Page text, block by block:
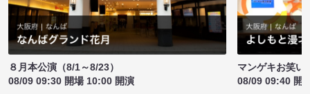
８月本公演（8/1～8/23）
08/09 09:30 開場 10:00 開演
マンゲキお笑い
08/09 09:40 開